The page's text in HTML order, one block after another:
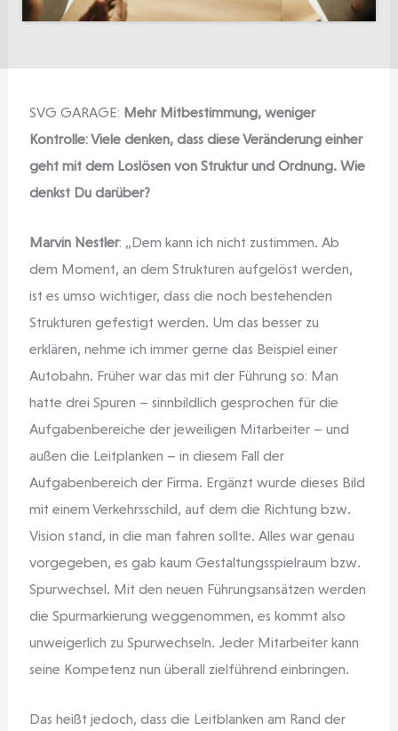
SVG GARAGE: Mehr Mitbestimmung, weniger
Kontrolle: Viele denken, dass diese Veränderung einher
geht mit dem Loslösen von Struktur und Ordnung. Wie
denkst Du darüber?
Marvin Nestler: „Dem kann ich nicht zustimmen. Ab
dem Moment, an dem Strukturen aufgelöst werden,
ist es umso wichtiger, dass die noch bestehenden
Strukturen gefestigt werden. Um das besser zu
erklären, nehme ich immer gerne das Beispiel einer
Autobahn. Früher war das mit der Führung so: Man
hatte drei Spuren – sinnbildlich gesprochen für die
Aufgabenbereiche der jeweiligen Mitarbeiter – und
außen die Leitplanken – in diesem Fall der
Aufgabenbereich der Firma. Ergänzt wurde dieses Bild
mit einem Verkehrsschild, auf dem die Richtung bzw.
Vision stand, in die man fahren sollte. Alles war genau
vorgegeben, es gab kaum Gestaltungsspielraum bzw.
Spurwechsel. Mit den neuen Führungsansätzen werden
die Spurmarkierung weggenommen, es kommt also
unweigerlich zu Spurwechseln. Jeder Mitarbeiter kann
seine Kompetenz nun überall zielführend einbringen.
Das heißt jedoch, dass die Leitblanken am Rand der